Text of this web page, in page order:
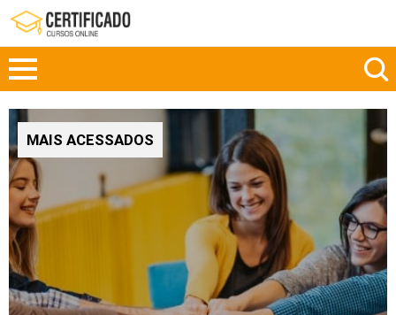
MAIS ACESSADOS